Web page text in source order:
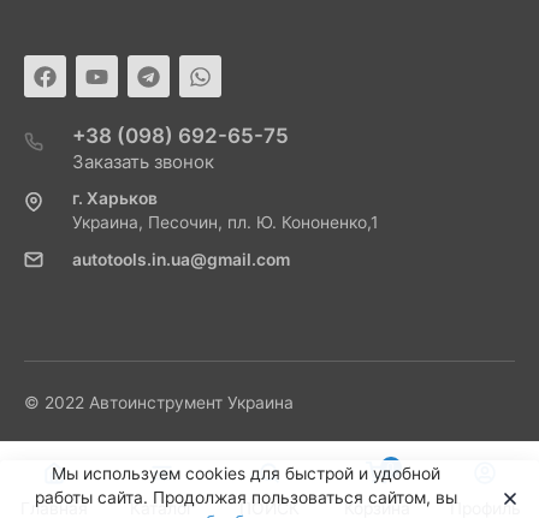
+38 (098) 692-65-75
Заказать звонок
г. Харьков
Украина, Песочин, пл. Ю. Кононенко,1
autotools.in.ua@gmail.com
© 2022 Автоинструмент Украина
Мы используем cookies для быстрой и удобной
работы сайта. Продолжая пользоваться сайтом, вы
Главная Каталог ПОИСК
0
Корзина Профиль